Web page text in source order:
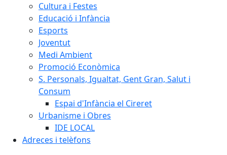
Cultura i Festes
Educació i Infància
Esports
Joventut
Medi Ambient
Promoció Econòmica
S. Personals, Igualtat, Gent Gran, Salut i
Consum
Espai d'Infància el Cireret
Urbanisme i Obres
IDE LOCAL
Adreces i telèfons